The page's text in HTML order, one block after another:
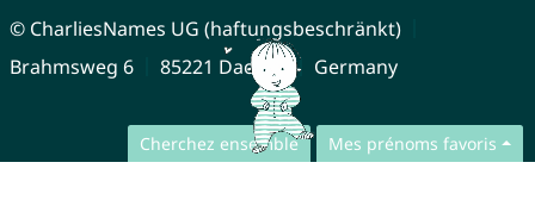
Cherchez ensemble Mes prénoms favoris
© CharliesNames UG (haftungsbeschränkt)
Brahmsweg 6
85221 Dachau Germany